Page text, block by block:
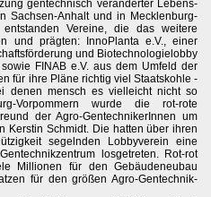
gentechnisch veränderter Lebens-
Sachsen-Anhalt und in Mecklenburg-
Vereine, die das weitere
und prägten: InnoPlanta e.V., einer
und Biotechnologielobby
FINAB e.V. aus dem Umfeld der
für ihre Pläne richtig viel Staatskohle -
denen mensch es vielleicht nicht so
Vorpommern wurde die rot-rote
der Agro-GentechnikerInnen um
Kerstin Schmidt. Die hatten über ihren
segelnden Lobbyverein eine
losgetreten. Rot-rot
Millionen für den Gebäudeneubau
für den größen Agro-Gentechnik-